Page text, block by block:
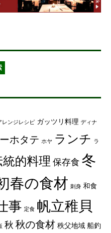
レンジレシピ ガッツリ料理 ディナ
ホタテ ホヤ ランチ ラ
的料理 保存食 冬
春の食材 刺身 和食
事 定食 帆立稚貝
秋 秋の食材 秩父地域 船釣